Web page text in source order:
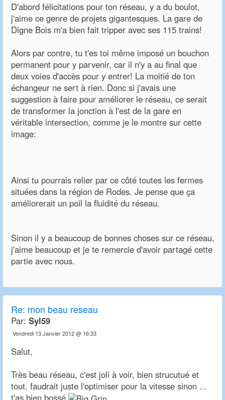
D'abord félicitations pour ton réseau, y a du boulot,
j'aime ce genre de projets gigantesques. La gare de
Digne Bois m'a bien fait tripper avec ses 115 trains!
Alors par contre, tu t'es toi même imposé un bouchon
permanent pour y parvenir, car il n'y a au final que
deux voies d'accès pour y entrer! La moitié de ton
échangeur ne sert à rien. Donc si j'avais une
suggestion à faire pour améliorer le réseau, ce serait
de transformer la jonction à l'est de la gare en
véritable intersection, comme je le montre sur cette
image:
Ainsi tu pourrais relier par ce côté toutes les fermes
situées dans la région de Rodes. Je pense que ça
améliorerait un poil la fluidité du réseau.
Sinon il y a beaucoup de bonnes choses sur ce réseau,
j'aime beaucoup et je te remercie d'avoir partagé cette
partie avec nous.
Re: mon beau reseau
Par: Syl59
Vendredi 13 Janvier 2012 @ 16:33
Salut,
Très beau réseau, c'est joli à voir, bien strucutué et
tout. faudrait juste l'optimiser pour la vitesse sinon ...
t'as bien bossé